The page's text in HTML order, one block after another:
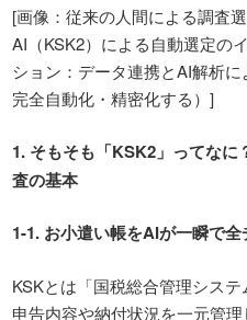
[画像：従来の人間による調査
AI （KSK2）による自動選定の
ション：データ連携とAI解析に
完全自動化・精密化する）]
1. そもそも「KSK2 」ってな
査の基本
1-1. お小遣い帳をAIが一瞬で
KSKとは「国税総合管理シス
申告内容や納付状況を一元管